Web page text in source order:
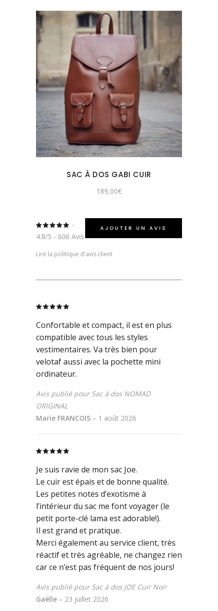
SAC À DOS GABI CUIR
189,00€
AJOUTER UN AVIS
Rated
4.7986798679868
out
-
4.8/5 - 606 Avis
Lire la politique d'avis client
Confortable et compact, il est en plus
compatible avec tous les styles
vestimentaires. Va très bien pour
velotaf aussi avec la pochette mini
ordinateur.
Avis publié pour Sac à dos NOMAD
ORIGINAL
Marie FRANCOIS – 1 août 2026
Je suis ravie de mon sac Joe.
Le cuir est épais et de bonne qualité.
Les petites notes d’exotisme à
l’intérieur du sac me font voyager (le
petit porte-clé lama est adorable!).
Il est grand et pratique.
Merci également au service client, très
réactif et très agréable, ne changez rien
car ce n’est pas fréquent de nos jours!
Avis publié pour Sac à dos JOE Cuir Noir
Gaëlle – 23 juillet 2026